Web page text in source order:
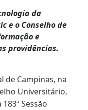
da
e o Conselho de
e
providências.
de Campinas, na
Universitário,
Sessão